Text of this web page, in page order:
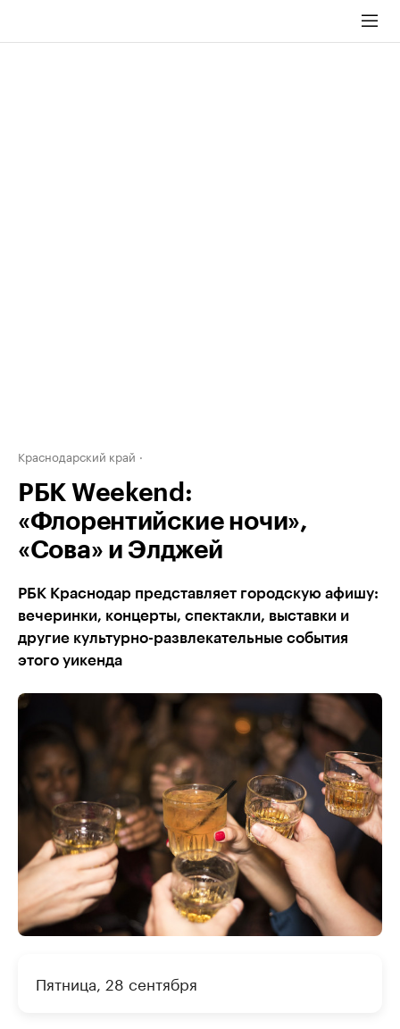
Краснодарский край
РБК Weekend:
«Флорентийские ночи»,
«Сова» и Элджей
РБК Краснодар представляет городскую афишу:
вечеринки, концерты, спектакли, выставки и
другие культурно-развлекательные события
этого уикенда
Пятница, 28 сентября